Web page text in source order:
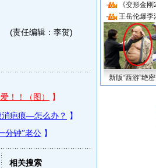
(责任编辑：李贺)
相关搜索
·
《变形金刚
·
王岳伦爆李
新版“西游”绝